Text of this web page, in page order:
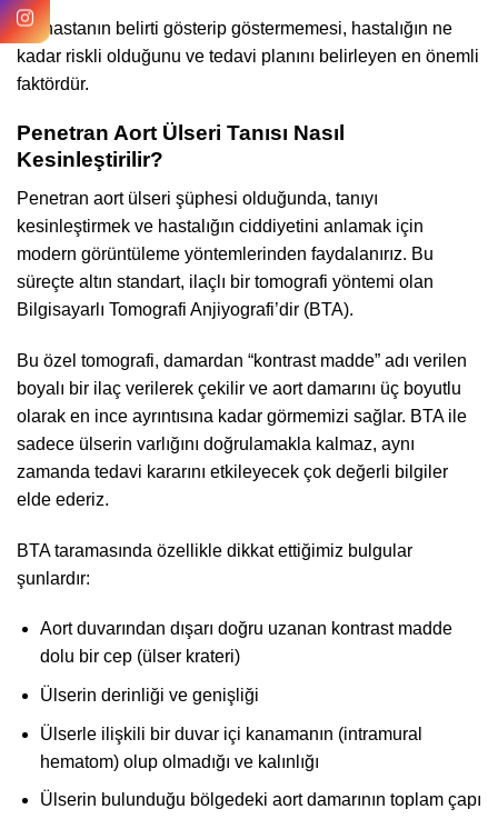
Bir hastanın belirti gösterip göstermemesi, hastalığın ne
kadar riskli olduğunu ve tedavi planını belirleyen en önemli
faktördür.
Penetran Aort Ülseri Tanısı Nasıl
Kesinleştirilir?
Penetran aort ülseri şüphesi olduğunda, tanıyı
kesinleştirmek ve hastalığın ciddiyetini anlamak için
modern görüntüleme yöntemlerinden faydalanırız. Bu
süreçte altın standart, ilaçlı bir tomografi yöntemi olan
Bilgisayarlı Tomografi Anjiyografi’dir (BTA).
Bu özel tomografi, damardan “kontrast madde” adı verilen
boyalı bir ilaç verilerek çekilir ve aort damarını üç boyutlu
olarak en ince ayrıntısına kadar görmemizi sağlar. BTA ile
sadece ülserin varlığını doğrulamakla kalmaz, aynı
zamanda tedavi kararını etkileyecek çok değerli bilgiler
elde ederiz.
BTA taramasında özellikle dikkat ettiğimiz bulgular
şunlardır:
Aort duvarından dışarı doğru uzanan kontrast madde
dolu bir cep (ülser krateri)
Ülserin derinliği ve genişliği
Ülserle ilişkili bir duvar içi kanamanın (intramural
hematom) olup olmadığı ve kalınlığı
Ülserin bulunduğu bölgedeki aort damarının toplam çapı